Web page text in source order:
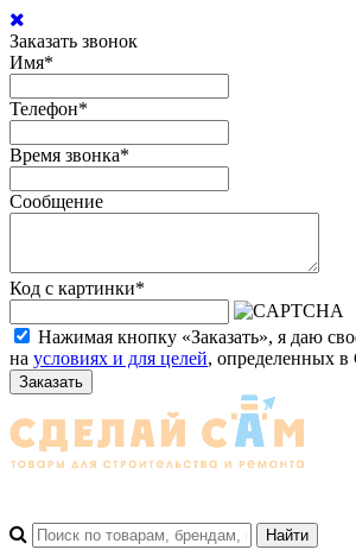
Заказать звонок
Имя*
Телефон*
Время звонка*
Сообщение
Код с картинки*
Нажимая кнопку «Заказать», я даю
на условиях и для целей, определенных в
Заказать